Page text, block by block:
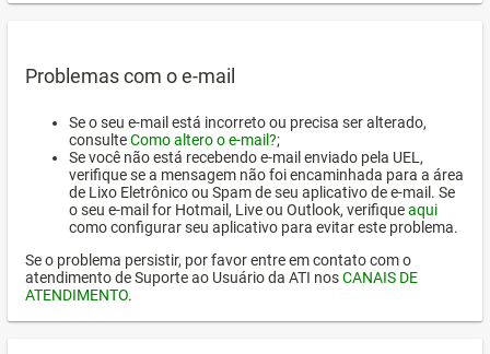
Problemas com o e-mail
Se o seu e-mail está incorreto ou precisa ser alterado,
consulteComo altero o e-mail?;
Se você não está recebendo e-mail enviado pela UEL,
verifique se a mensagem não foi encaminhada para a área
de Lixo Eletrônico ou Spam de seu aplicativo de e-mail. Se
o seu e-mail for Hotmail, Live ou Outlook, verifiqueaqui
como configurar seu aplicativo para evitar este problema.
Se o problema persistir, por favor entre em contato com o
atendimento de Suporte ao Usuário da ATI nosCANAIS DE
ATENDIMENTO.